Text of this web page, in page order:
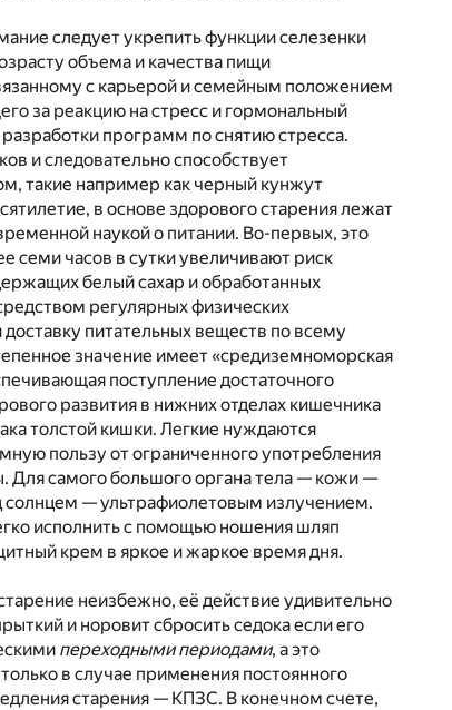
следует укрепить функции селезенки
объема и качества пищи
с карьерой и семейным положением
за реакцию на стресс и гормональный
программ по снятию стресса.
и следовательно способствует
такие например как черный кунжут
в основе здорового старения лежат
наукой о питании. Во-первых, это
семи часов в сутки увеличивают риск
белый сахар и обработанных
регулярных физических
питательных веществ по всему
значение имеет «средиземноморская
поступление достаточного
развития в нижних отделах кишечника
толстой кишки. Легкие нуждаются
пользу от ограниченного употребления
Для самого большого органа тела — кожи —
— ультрафиолетовым излучением.
исполнить с помощью ношения шляп
крем в яркое и жаркое время дня.
неизбежно, её действие удивительно
и норовит сбросить седока если его
переходными периодами, а это
в случае применения постоянного
старения — КПЗС. В конечном счете,